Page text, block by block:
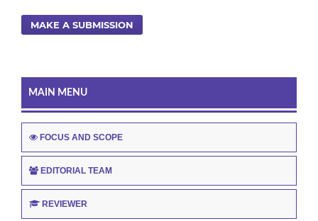
MAKE A SUBMISSION
MAIN MENU
FOCUS AND SCOPE
EDITORIAL TEAM
REVIEWER